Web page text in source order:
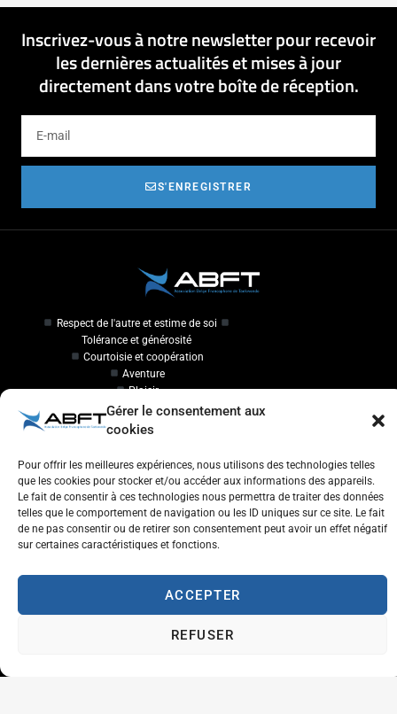
Gérer le consentement aux
cookies
Pour offrir les meilleures expériences, nous utilisons des technologies telles
que les cookies pour stocker et/ou accéder aux informations des appareils.
Le fait de consentir à ces technologies nous permettra de traiter des données
telles que le comportement de navigation ou les ID uniques sur ce site. Le fait
de ne pas consentir ou de retirer son consentement peut avoir un effet négatif
sur certaines caractéristiques et fonctions.
ACCEPTER
REFUSER
Inscrivez-vous à notre newsletter pour recevoir
les dernières actualités et mises à jour
directement dans votre boîte de réception.
S'ENREGISTRER
Respect de l'autre et estime de soi
Tolérance et générosité
Courtoisie et coopération
Aventure
Plaisir
Travailler à l'ABFT
Initiateur en Taekwondo
Contact
Association Belge Francophone de Taekwondo
Chaussée de Wavre, 2057 - 1160 Auderghem
+32 (0)2 347 34 77